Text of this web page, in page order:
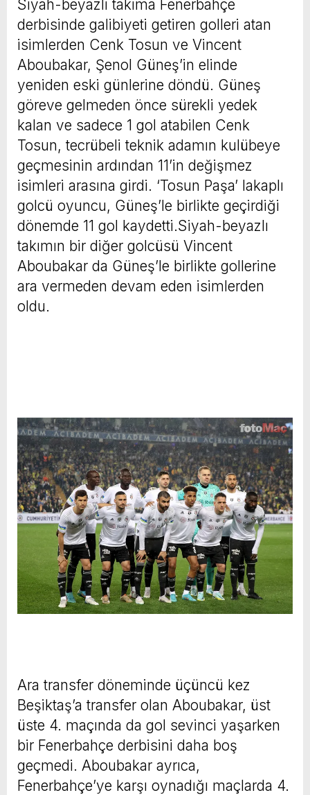
Siyah-beyazlı takıma Fenerbahçe
derbisinde galibiyeti getiren golleri atan
isimlerden Cenk Tosun ve Vincent
Aboubakar, Şenol Güneş’in elinde
yeniden eski günlerine döndü. Güneş
göreve gelmeden önce sürekli yedek
kalan ve sadece 1 gol atabilen Cenk
Tosun, tecrübeli teknik adamın kulübeye
geçmesinin ardından 11’in değişmez
isimleri arasına girdi. ‘Tosun Paşa’ lakaplı
golcü oyuncu, Güneş’le birlikte geçirdiği
dönemde 11 gol kaydetti.Siyah-beyazlı
takımın bir diğer golcüsü Vincent
Aboubakar da Güneş’le birlikte gollerine
ara vermeden devam eden isimlerden
oldu.
Ara transfer döneminde üçüncü kez
Beşiktaş’a transfer olan Aboubakar, üst
üste 4. maçında da gol sevinci yaşarken
bir Fenerbahçe derbisini daha boş
geçmedi. Aboubakar ayrıca,
Fenerbahçe’ye karşı oynadığı maçlarda 4.